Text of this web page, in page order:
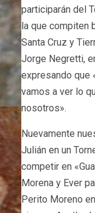
participarán del
la que compiten
Santa Cruz y
Jorge Negretti,
expresando que
vamos a ver lo
nosotros».
Nuevamente
Julián en un
competir en
Morena y Ever
Perito Moreno